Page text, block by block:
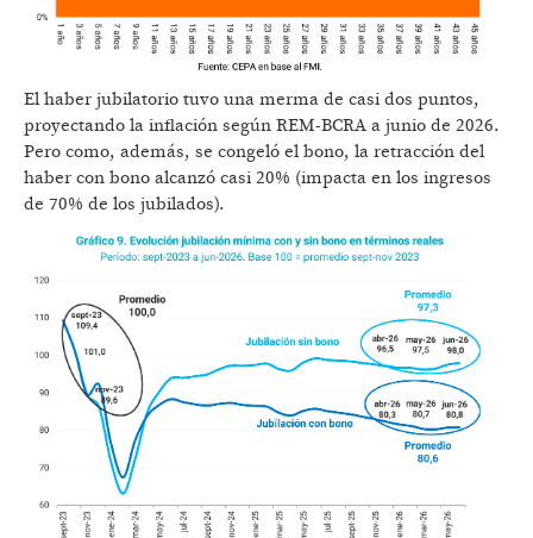
El haber jubilatorio tuvo una merma de casi dos puntos,
proyectando la inflación según REM-BCRA a junio de 2026.
Pero como, además, se congeló el bono, la retracción del
haber con bono alcanzó casi 20% (impacta en los ingresos
de 70% de los jubilados).